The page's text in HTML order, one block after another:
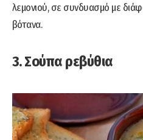
λεμονιού, σε συνδυασμό με
βότανα.
3. Σούπα ρεβύθια